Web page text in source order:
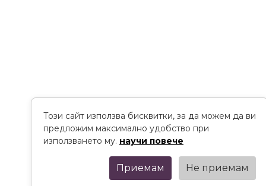
Този сайт използва бисквитки, за да можем да ви
предложим максимално удобство при
използването му. научи повече
Приемам Не приемам